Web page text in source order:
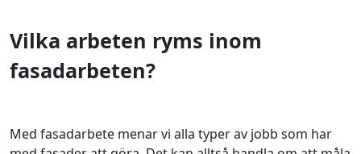
Vilka arbeten ryms inom
fasadarbeten?
Med fasadarbete menar vi alla typer av jobb som har